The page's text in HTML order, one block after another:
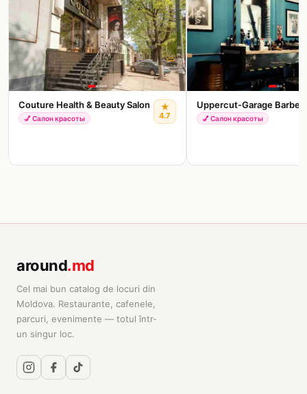
Couture Health & Beauty Salon
💅Салон красоты
★
4.7
Uppercut-Garage
💅Салон красоты
around.md
Cel mai bun catalog de locuri din
Moldova. Restaurante, cafenele,
parcuri, evenimente — totul într-
un singur loc.